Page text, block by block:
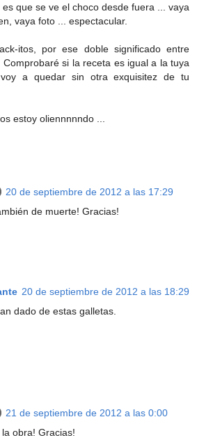
que se ve el choco desde fuera ... vaya
vaya foto ... espectacular.
itos, por ese doble significado entre
Comprobaré si la receta es igual a la tuya
voy a quedar sin otra exquisitez de tu
estoy oliennnnndo ...
20 de septiembre de 2012 a las 17:29
de muerte! Gracias!
20 de septiembre de 2012 a las 18:29
dado de estas galletas.
21 de septiembre de 2012 a las 0:00
obra! Gracias!